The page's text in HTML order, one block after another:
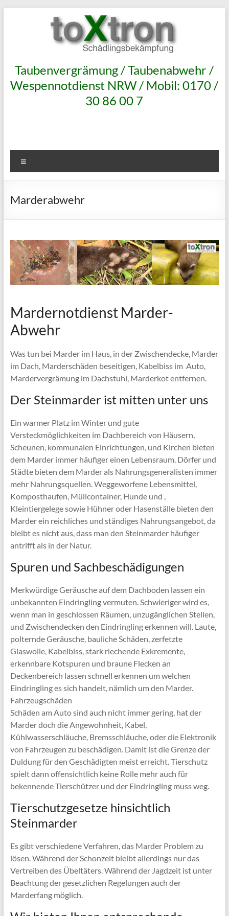
toxtron
in
Oberhausen
Taubenvergrämung
NRW
anbringen,
Wespen
Notdienst
NRW
Taubenvergrämung / Taubenabwehr /
Wespennotdienst NRW / Mobil: 0170 /
30 86 00 7
Marderabwehr
Mardernotdienst Marder-
Abwehr
Was tun bei Marder im Haus, in der Zwischendecke, Marder
im Dach, Marderschäden beseitigen, Kabelbiss im Auto,
Mardervergrämung im Dachstuhl, Marderkot entfernen.
Der Steinmarder ist mitten unter uns
Ein warmer Platz im Winter und gute
Versteckmöglichkeiten im Dachbereich von Häusern,
Scheunen, kommunalen Einrichtungen, und Kirchen bieten
dem Marder immer häufiger einen Lebensraum. Dörfer und
Städte bieten dem Marder als Nahrungsgeneralisten immer
mehr Nahrungsquellen. Weggeworfene Lebensmittel,
Komposthaufen, Müllcontainer, Hunde und ,
Kleintiergelege sowie Hühner oder Hasenställe bieten den
Marder ein reichliches und ständiges Nahrungsangebot, da
bleibt es nicht aus, dass man den Steinmarder häufiger
antrifft als in der Natur.
Spuren und Sachbeschädigungen
Merkwürdige Geräusche auf dem Dachboden lassen ein
unbekannten Eindringling vermuten. Schwieriger wird es,
wenn man in geschlossen Räumen, unzugänglichen Stellen,
und Zwischendecken den Eindringling erkennen will. Laute,
polternde Geräusche, bauliche Schäden, zerfetzte
Glaswolle, Kabelbiss, stark riechende Exkremente,
erkennbare Kotspuren und braune Flecken an
Deckenbereich lassen schnell erkennen um welchen
Eindringling es sich handelt, nämlich um den Marder.
Fahrzeugschäden
Schäden am Auto sind auch nicht immer gering, hat der
Marder doch die Angewohnheit, Kabel,
Kühlwasserschläuche, Bremsschläuche, oder die Elektronik
von Fahrzeugen zu beschädigen. Damit ist die Grenze der
Duldung für den Geschädigten meist erreicht. Tierschutz
spielt dann offensichtlich keine Rolle mehr auch für
bekennende Tierschützer und der Eindringling muss weg.
Tierschutzgesetze hinsichtlich
Steinmarder
Es gibt verschiedene Verfahren, das Marder Problem zu
lösen. Während der Schonzeit bleibt allerdings nur das
Vertreiben des Übeltäters. Während der Jagdzeit ist unter
Beachtung der gesetzlichen Regelungen auch der
Marderfang möglich.